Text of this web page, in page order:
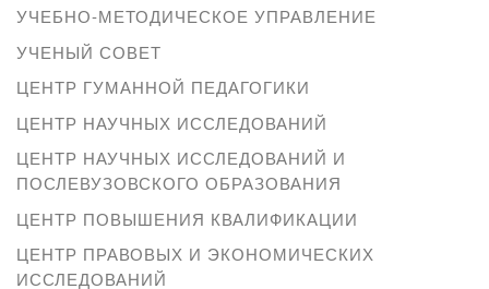
УЧЕБНО-МЕТОДИЧЕСКОЕ УПРАВЛЕНИЕ
УЧЕНЫЙ СОВЕТ
ЦЕНТР ГУМАННОЙ ПЕДАГОГИКИ
ЦЕНТР НАУЧНЫХ ИССЛЕДОВАНИЙ
ЦЕНТР НАУЧНЫХ ИССЛЕДОВАНИЙ И
ПОСЛЕВУЗОВСКОГО ОБРАЗОВАНИЯ
ЦЕНТР ПОВЫШЕНИЯ КВАЛИФИКАЦИИ
ЦЕНТР ПРАВОВЫХ И ЭКОНОМИЧЕСКИХ
ИССЛЕДОВАНИЙ